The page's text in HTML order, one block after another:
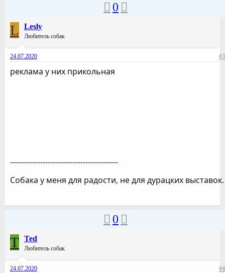
0
L Lesly
Любитель собак
24.07.2020 #3
реклама у них прикольная
-------------------------------------------
Собака у меня для радости, не для дурацких выставок.
0
T Ted
Любитель собак
24.07.2020 #4